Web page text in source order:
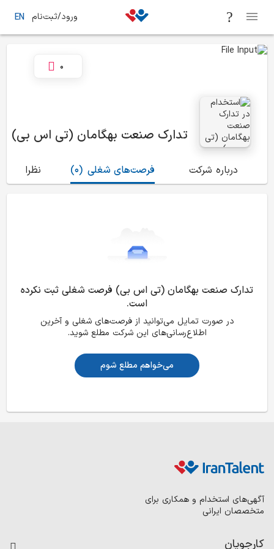
ورود/ثبت‌نام EN
تدارک صنعت بهگامان (تی اس بی)
0
درباره شرکت (0) فرصت‌های شغلی نظرات
تدارک صنعت بهگامان (تی اس بی) فرصت شغلی ثبت نکرده
است.
در صورت تمایل می‌توانید از فرصت‌های شغلی و آخرین
اطلاع‌رسانی‌های این شرکت مطلع شوید.
می‌خواهم مطلع شوم
آگهی‌های استخدام و همکاری برای
متخصصان ایرانی
کارجویان